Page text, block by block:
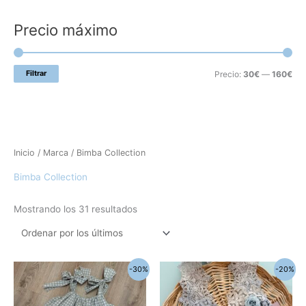
Inicio / Marca / Bimba Collection
Bimba Collection
Mostrando los 31 resultados
por
-30%
El
precio
original
era:
El
precio
actual
es:
Este
producto
tiene
-20%
El
precio
original
era:
El
precio
actual
es:
Precio máximo
oo
Filtrar Precio: 30€ — 160€